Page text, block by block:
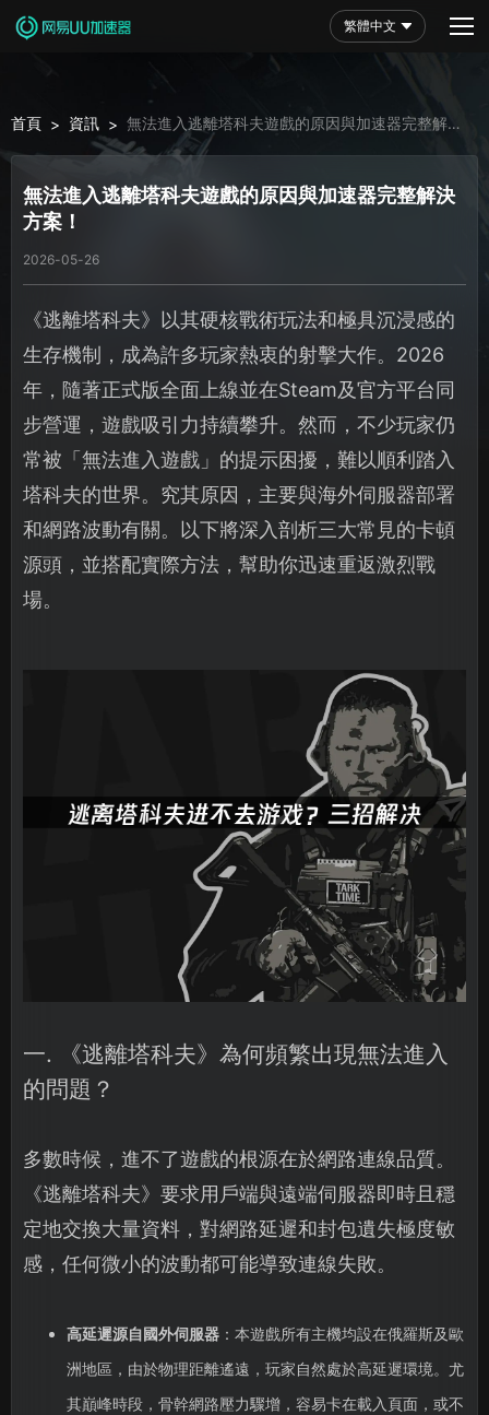
繁體中文
首頁 > 資訊 > 無法進入逃離塔科夫遊戲的原因與加速器完整解決
方案！
無法進入逃離塔科夫遊戲的原因與加速器完整解決
方案！
2026-05-26
《逃離塔科夫》以其硬核戰術玩法和極具沉浸感的
生存機制，成為許多玩家熱衷的射擊大作。2026
年，隨著正式版全面上線並在Steam及官方平台同
步營運，遊戲吸引力持續攀升。然而，不少玩家仍
常被「無法進入遊戲」的提示困擾，難以順利踏入
塔科夫的世界。究其原因，主要與海外伺服器部署
和網路波動有關。以下將深入剖析三大常見的卡頓
源頭，並搭配實際方法，幫助你迅速重返激烈戰
場。
一. 《逃離塔科夫》為何頻繁出現無法進入
的問題？
多數時候，進不了遊戲的根源在於網路連線品質。
《逃離塔科夫》要求用戶端與遠端伺服器即時且穩
定地交換大量資料，對網路延遲和封包遺失極度敏
感，任何微小的波動都可能導致連線失敗。
高延遲源自國外伺服器：本遊戲所有主機均設在俄羅斯及歐
洲地區，由於物理距離遙遠，玩家自然處於高延遲環境。尤
其巔峰時段，骨幹網路壓力驟增，容易卡在載入頁面，或不